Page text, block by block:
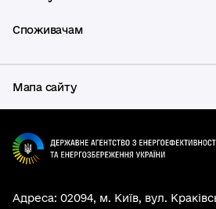
Споживачам
Мапа сайту
Адреса: 02094, м. Київ, вул.